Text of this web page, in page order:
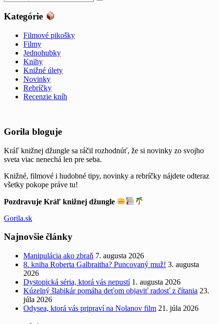
Kategórie
Filmové pikošky
Filmy
Jednohubky
Knihy
Knižné úlety
Novinky
Rebríčky
Recenzie kníh
Widgets
Gorila bloguje
Kráľ knižnej džungle sa ráčil rozhodnúť, že si novinky zo svojho
sveta viac nenechá len pre seba.
Knižné, filmové i hudobné tipy, novinky a rebríčky nájdete odteraz
všetky pokope práve tu!
Pozdravuje Kráľ knižnej džungle
Gorila.sk
Najnovšie články
Manipulácia ako zbraň 7. augusta 2026
8. kniha Roberta Galbraitha? Puncovaný muž! 3. augusta
2026
Dystopická séria, ktorá vás nepustí 1. augusta 2026
Kúzelný šlabikár pomáha deťom objaviť radosť z čítania 23.
júla 2026
Odysea, ktorá vás pripraví na Nolanov film 21. júla 2026